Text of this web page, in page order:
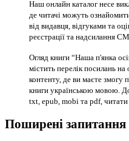
Наш онлайн каталог несе
де читачі можуть
від видавця, відгуками та
реєстрації та надсилання
Огляд книги “Наша п'янка
містить перелік посилань
контенту, де ви маєте змогу
книги українською мовою.
txt, epub, mobi та pdf, читати
Поширені запитання